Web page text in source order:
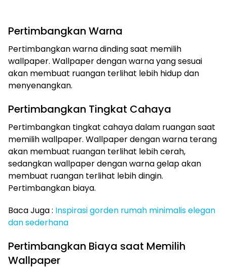
Pertimbangkan Warna
Pertimbangkan warna dinding saat memilih
wallpaper. Wallpaper dengan warna yang sesuai
akan membuat ruangan terlihat lebih hidup dan
menyenangkan.
Pertimbangkan Tingkat Cahaya
Pertimbangkan tingkat cahaya dalam ruangan saat
memilih wallpaper. Wallpaper dengan warna terang
akan membuat ruangan terlihat lebih cerah,
sedangkan wallpaper dengan warna gelap akan
membuat ruangan terlihat lebih dingin.
Pertimbangkan biaya.
Baca Juga : Inspirasi gorden rumah minimalis elegan
dan sederhana
Pertimbangkan Biaya saat Memilih
Wallpaper